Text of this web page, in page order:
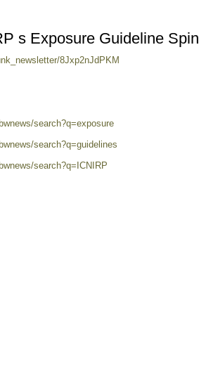
s Exposure Guideline Spin
8Jxp2nJdPKM
search?q=exposure
search?q=guidelines
search?q=ICNIRP